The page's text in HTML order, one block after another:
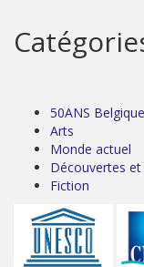
50ANS
Arts
Monde actuel
Découvertes
Fiction